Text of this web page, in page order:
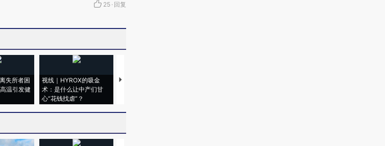
25 · 回复
失所者困
温引发健
视线｜HYROX的吸金
术：是什么让中产们甘
心“花钱找虐”？
马航飞行员跨国走私7万